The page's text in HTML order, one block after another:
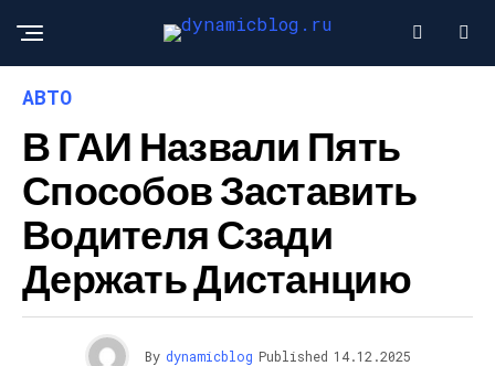
АВТО
В ГАИ Назвали Пять
Способов Заставить
Водителя Сзади
Держать Дистанцию
By dynamicblog Published 14.12.2025